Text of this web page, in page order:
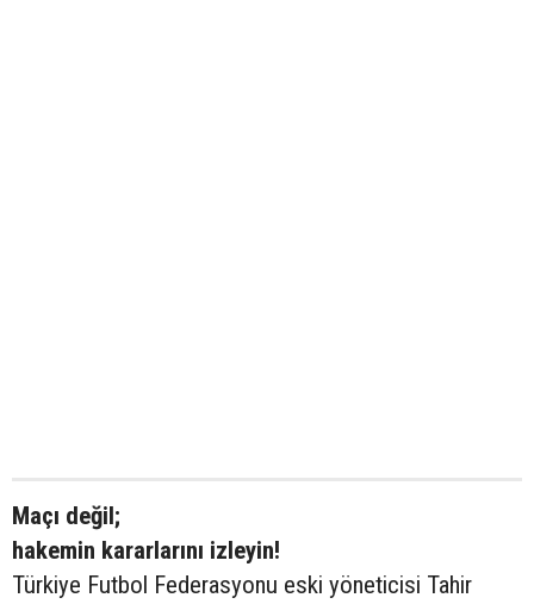
Maçı değil;
hakemin kararlarını izleyin!
Türkiye Futbol Federasyonu eski yöneticisi Tahir